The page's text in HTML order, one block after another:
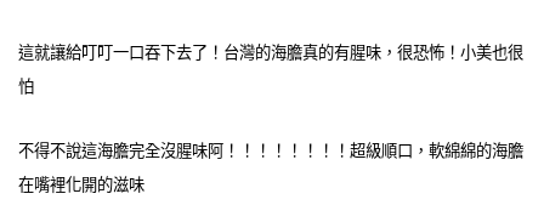
這就讓給叮叮一口吞下去了！台灣的海膽真的有腥味，很恐怖！小美也很
怕
不得不說這海膽完全沒腥味阿！！！！！！！！超級順口，軟綿綿的海膽
在嘴裡化開的滋味